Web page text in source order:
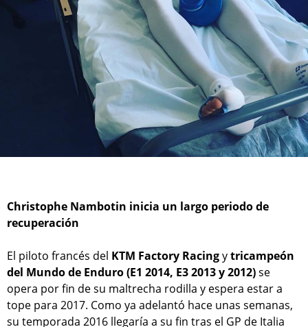
Christophe Nambotin inicia un largo periodo de
recuperación
El piloto francés del KTM Factory Racingytricampeón
del Mundo de Enduro (E1 2014, E3 2013 y 2012)se
opera por fin de su maltrecha rodilla y espera estar a
tope para 2017. Como ya adelantó hace unas semanas,
su temporada 2016 llegaría a su fin tras el GP de Italia